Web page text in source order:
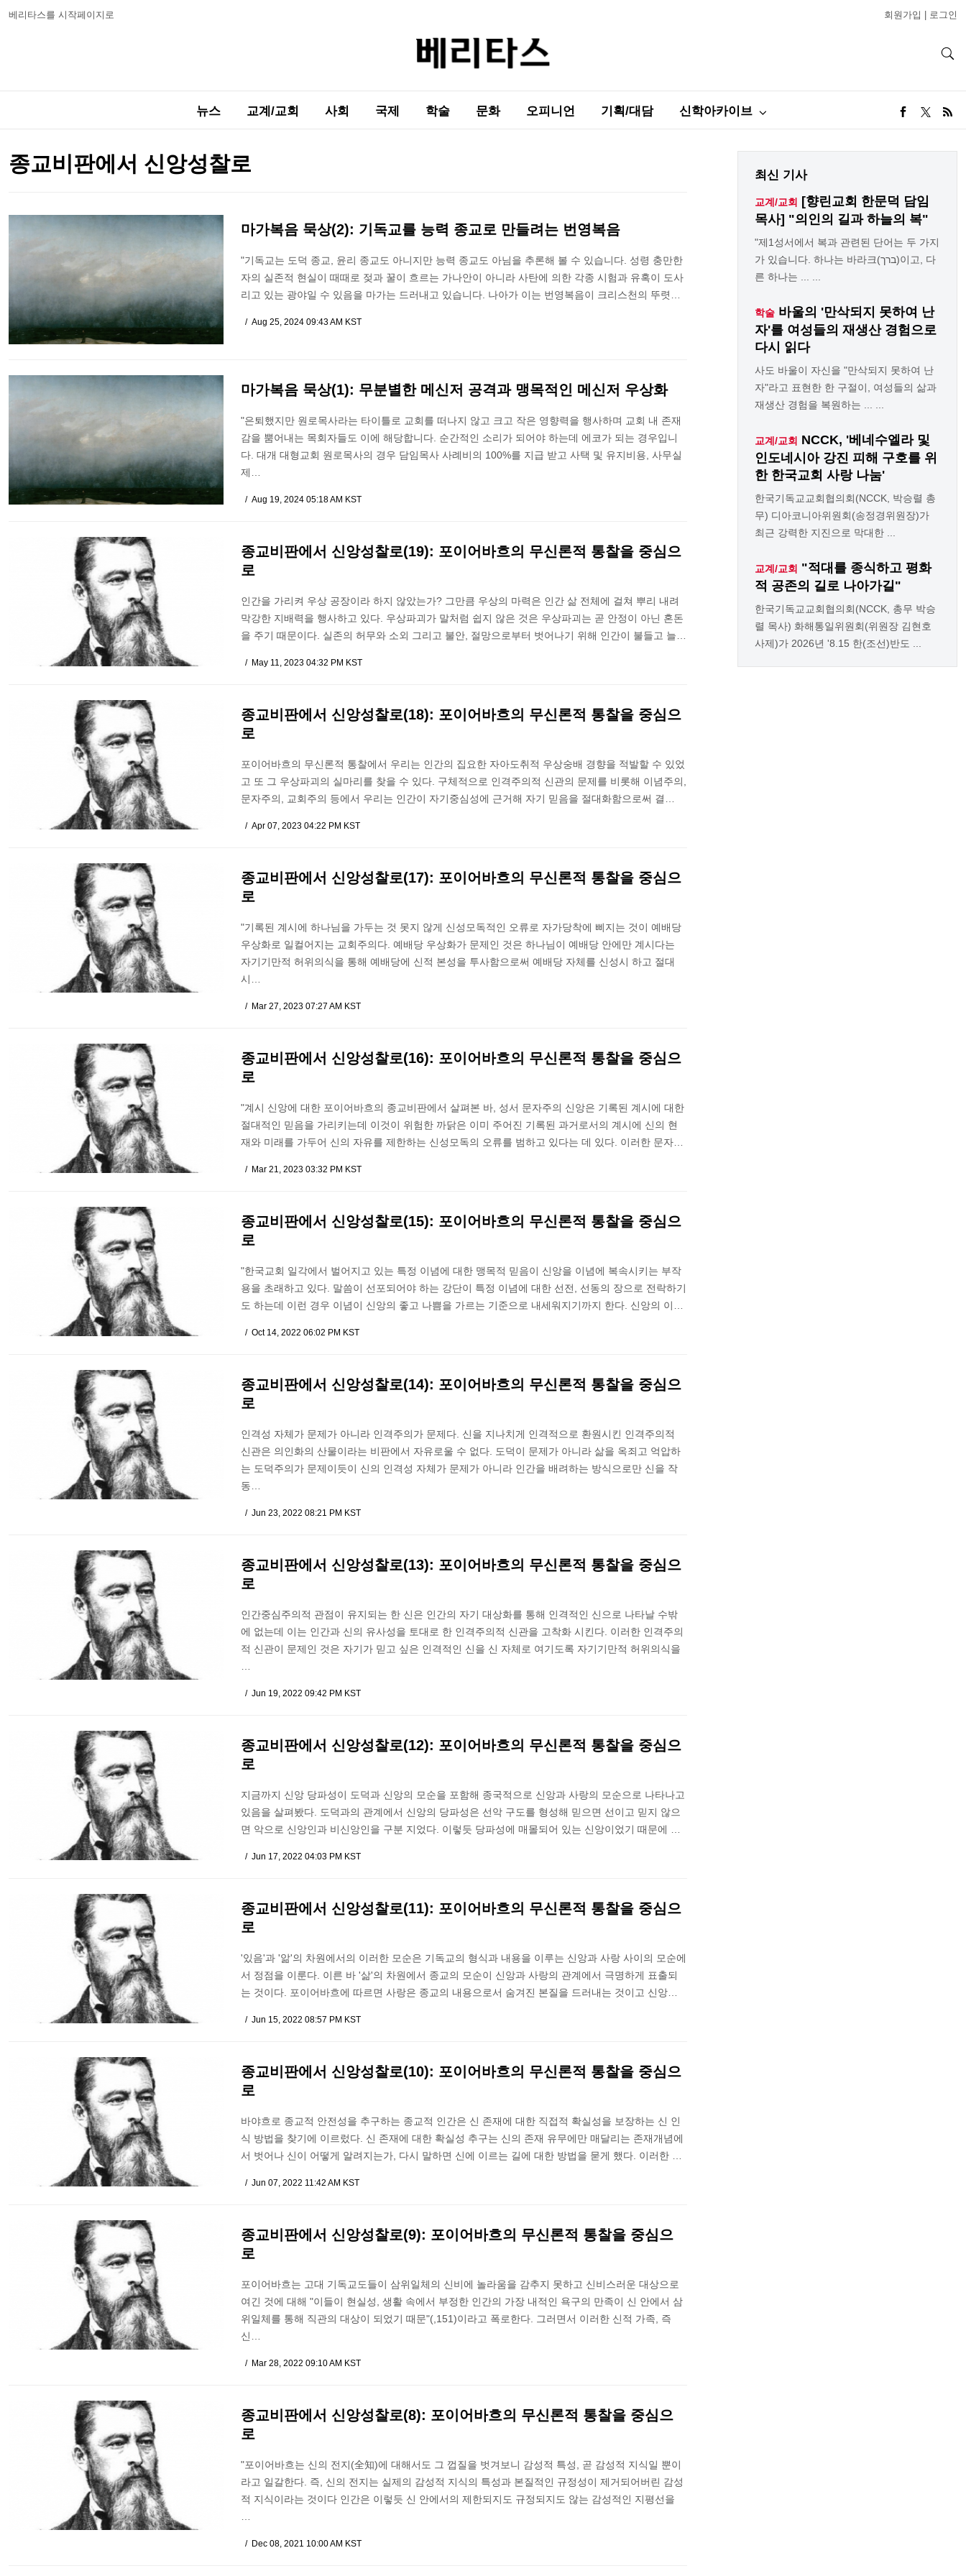
베리타스를 시작페이지로 회원가입 로그인
뉴스 교계/교회 사회 국제 학술 문화 오피니언 기획/대담 신학아카이브
종교비판에서 신앙성찰로
마가복음 묵상(2): 기독교를 능력 종교로 만들려는 번영복음
"기독교는 도덕 종교, 윤리 종교도 아니지만 능력 종교도 아님을 추론해 볼 수 있습니다. 성령 충만한
자의 실존적 현실이 때때로 젖과 꿀이 흐르는 가나안이 아니라 사탄에 의한 각종 시험과 유혹이 도사
리고 있는 광야일 수 있음을 마가는 드러내고 있습니다. 나아가 이는 번영복음이 크리스천의 뚜렷…
Aug 25, 2024 09:43 AM KST
마가복음 묵상(1): 무분별한 메신저 공격과 맹목적인 메신저 우상화
"은퇴했지만 원로목사라는 타이틀로 교회를 떠나지 않고 크고 작은 영향력을 행사하며 교회 내 존재
감을 뿜어내는 목회자들도 이에 해당합니다. 순간적인 소리가 되어야 하는데 에코가 되는 경우입니
다. 대개 대형교회 원로목사의 경우 담임목사 사례비의 100%를 지급 받고 사택 및 유지비용, 사무실
제…
Aug 19, 2024 05:18 AM KST
종교비판에서 신앙성찰로(19): 포이어바흐의 무신론적 통찰을 중심으
로
인간을 가리켜 우상 공장이라 하지 않았는가? 그만큼 우상의 마력은 인간 삶 전체에 걸쳐 뿌리 내려
막강한 지배력을 행사하고 있다. 우상파괴가 말처럼 쉽지 않은 것은 우상파괴는 곧 안정이 아닌 혼돈
을 주기 때문이다. 실존의 허무와 소외 그리고 불안, 절망으로부터 벗어나기 위해 인간이 불들고 늘…
May 11, 2023 04:32 PM KST
종교비판에서 신앙성찰로(18): 포이어바흐의 무신론적 통찰을 중심으
로
포이어바흐의 무신론적 통찰에서 우리는 인간의 집요한 자아도취적 우상숭배 경향을 적발할 수 있었
고 또 그 우상파괴의 실마리를 찾을 수 있다. 구체적으로 인격주의적 신관의 문제를 비롯해 이념주의,
문자주의, 교회주의 등에서 우리는 인간이 자기중심성에 근거해 자기 믿음을 절대화함으로써 결…
Apr 07, 2023 04:22 PM KST
종교비판에서 신앙성찰로(17): 포이어바흐의 무신론적 통찰을 중심으
로
"기록된 계시에 하나님을 가두는 것 못지 않게 신성모독적인 오류로 자가당착에 삐지는 것이 예배당
우상화로 일컬어지는 교회주의다. 예배당 우상화가 문제인 것은 하나님이 예배당 안에만 계시다는
자기기만적 허위의식을 통해 예배당에 신적 본성을 투사함으로써 예배당 자체를 신성시 하고 절대
시…
Mar 27, 2023 07:27 AM KST
종교비판에서 신앙성찰로(16): 포이어바흐의 무신론적 통찰을 중심으
로
"계시 신앙에 대한 포이어바흐의 종교비판에서 살펴본 바, 성서 문자주의 신앙은 기록된 계시에 대한
절대적인 믿음을 가리키는데 이것이 위험한 까닭은 이미 주어진 기록된 과거로서의 계시에 신의 현
재와 미래를 가두어 신의 자유를 제한하는 신성모독의 오류를 범하고 있다는 데 있다. 이러한 문자…
Mar 21, 2023 03:32 PM KST
종교비판에서 신앙성찰로(15): 포이어바흐의 무신론적 통찰을 중심으
로
"한국교회 일각에서 벌어지고 있는 특정 이념에 대한 맹목적 믿음이 신앙을 이념에 복속시키는 부작
용을 초래하고 있다. 말씀이 선포되어야 하는 강단이 특정 이념에 대한 선전, 선동의 장으로 전락하기
도 하는데 이런 경우 이념이 신앙의 좋고 나쁨을 가르는 기준으로 내세워지기까지 한다. 신앙의 이…
Oct 14, 2022 06:02 PM KST
종교비판에서 신앙성찰로(14): 포이어바흐의 무신론적 통찰을 중심으
로
인격성 자체가 문제가 아니라 인격주의가 문제다. 신을 지나치게 인격적으로 환원시킨 인격주의적
신관은 의인화의 산물이라는 비판에서 자유로울 수 없다. 도덕이 문제가 아니라 삶을 옥죄고 억압하
는 도덕주의가 문제이듯이 신의 인격성 자체가 문제가 아니라 인간을 배려하는 방식으로만 신을 작
동…
Jun 23, 2022 08:21 PM KST
종교비판에서 신앙성찰로(13): 포이어바흐의 무신론적 통찰을 중심으
로
인간중심주의적 관점이 유지되는 한 신은 인간의 자기 대상화를 통해 인격적인 신으로 나타날 수밖
에 없는데 이는 인간과 신의 유사성을 토대로 한 인격주의적 신관을 고착화 시킨다. 이러한 인격주의
적 신관이 문제인 것은 자기가 믿고 싶은 인격적인 신을 신 자체로 여기도록 자기기만적 허위의식을
Jun 19, 2022 09:42 PM KST
종교비판에서 신앙성찰로(12): 포이어바흐의 무신론적 통찰을 중심으
로
지금까지 신앙 당파성이 도덕과 신앙의 모순을 포함해 종국적으로 신앙과 사랑의 모순으로 나타나고
있음을 살펴봤다. 도덕과의 관계에서 신앙의 당파성은 선악 구도를 형성해 믿으면 선이고 믿지 않으
면 악으로 신앙인과 비신앙인을 구분 지었다. 이렇듯 당파성에 매몰되어 있는 신앙이었기 때문에 …
Jun 17, 2022 04:03 PM KST
종교비판에서 신앙성찰로(11): 포이어바흐의 무신론적 통찰을 중심으
로
'있음'과 '앎'의 차원에서의 이러한 모순은 기독교의 형식과 내용을 이루는 신앙과 사랑 사이의 모순에
서 정점을 이룬다. 이른 바 '삶'의 차원에서 종교의 모순이 신앙과 사랑의 관계에서 극명하게 표출되
는 것이다. 포이어바흐에 따르면 사랑은 종교의 내용으로서 숨겨진 본질을 드러내는 것이고 신앙…
Jun 15, 2022 08:57 PM KST
종교비판에서 신앙성찰로(10): 포이어바흐의 무신론적 통찰을 중심으
로
바야흐로 종교적 안전성을 추구하는 종교적 인간은 신 존재에 대한 직접적 확실성을 보장하는 신 인
식 방법을 찾기에 이르렀다. 신 존재에 대한 확실성 추구는 신의 존재 유무에만 매달리는 존재개념에
서 벗어나 신이 어떻게 알려지는가, 다시 말하면 신에 이르는 길에 대한 방법을 묻게 했다. 이러한 …
Jun 07, 2022 11:42 AM KST
종교비판에서 신앙성찰로(9): 포이어바흐의 무신론적 통찰을 중심으
로
포이어바흐는 고대 기독교도들이 삼위일체의 신비에 놀라움을 감추지 못하고 신비스러운 대상으로
여긴 것에 대해 "이들이 현실성, 생활 속에서 부정한 인간의 가장 내적인 욕구의 만족이 신 안에서 삼
위일체를 통해 직관의 대상이 되었기 때문"(,151)이라고 폭로한다. 그러면서 이러한 신적 가족, 즉
신…
Mar 28, 2022 09:10 AM KST
종교비판에서 신앙성찰로(8): 포이어바흐의 무신론적 통찰을 중심으
로
"포이어바흐는 신의 전지(全知)에 대해서도 그 껍질을 벗겨보니 감성적 특성, 곧 감성적 지식일 뿐이
라고 일갈한다. 즉, 신의 전지는 실제의 감성적 지식의 특성과 본질적인 규정성이 제거되어버린 감성
적 지식이라는 것이다 인간은 이렇듯 신 안에서의 제한되지도 규정되지도 않는 감성적인 지평선을
Dec 08, 2021 10:00 AM KST
최신 기사
교계/교회
[향린교회 한문덕 담임
목사] "의인의 길과 하늘의 복"
"제1성서에서 복과 관련된 단어는 두 가지
가 있습니다. 하나는 바라크(ברך)이고, 다
른 하나는 ... ...
학술 바울의 '만삭되지 못하여 난
자'를 여성들의 재생산 경험으로
다시 읽다
사도 바울이 자신을 "만삭되지 못하여 난
자"라고 표현한 한 구절이, 여성들의 삶과
재생산 경험을 복원하는 ... ...
교계/교회 NCCK, '베네수엘라 및
인도네시아 강진 피해 구호를 위
한 한국교회 사랑 나눔'
한국기독교교회협의회(NCCK, 박승렬 총
무) 디아코니아위원회(송정경위원장)가
최근 강력한 지진으로 막대한 ...
교계/교회 "적대를 종식하고 평화
적 공존의 길로 나아가길"
한국기독교교회협의회(NCCK, 총무 박승
렬 목사) 화해통일위원회(위원장 김현호
사제)가 2026년 '8.15 한(조선)반도 ...